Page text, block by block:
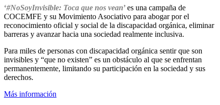
‘#NoSoyInvisible: Toca que nos vean’ es una campaña de
COCEMFE y su Movimiento Asociativo para abogar por el
reconocimiento oficial y social de la discapacidad orgánica, eliminar
barreras y avanzar hacia una sociedad realmente inclusiva.
Para miles de personas con discapacidad orgánica sentir que son
invisibles y “que no existen” es un obstáculo al que se enfrentan
permanentemente, limitando su participación en la sociedad y sus
derechos.
Más información